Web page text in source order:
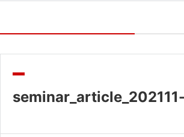
販路拡大
共済・福利厚生